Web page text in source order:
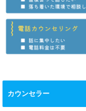
カウンセラー